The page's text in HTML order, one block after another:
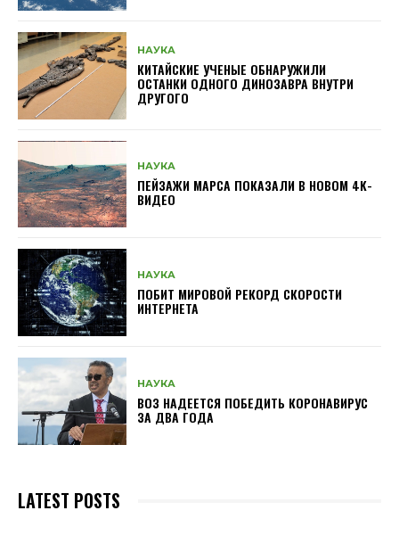
НАУКА
КИТАЙСКИЕ УЧЕНЫЕ ОБНАРУЖИЛИ
ОСТАНКИ ОДНОГО ДИНОЗАВРА ВНУТРИ
ДРУГОГО
НАУКА
ПЕЙЗАЖИ МАРСА ПОКАЗАЛИ В НОВОМ 4K-
ВИДЕО
НАУКА
ПОБИТ МИРОВОЙ РЕКОРД СКОРОСТИ
ИНТЕРНЕТА
НАУКА
ВОЗ НАДЕЕТСЯ ПОБЕДИТЬ КОРОНАВИРУС
ЗА ДВА ГОДА
LATEST POSTS